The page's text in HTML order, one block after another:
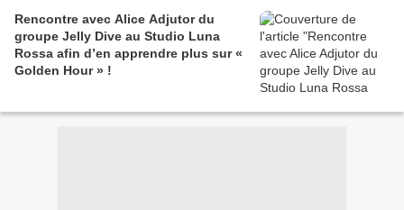
Rencontre avec Alice Adjutor du
groupe Jelly Dive au Studio Luna
Rossa afin d’en apprendre plus sur «
Golden Hour » !